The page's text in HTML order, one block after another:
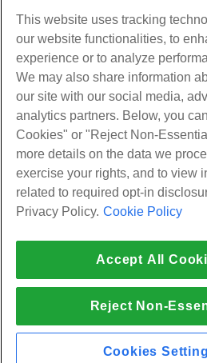
Produtos
Hospedagem na web
Hospedagem Empresarial
Revendedor com etiqueta em branco
Linux gerenciado VPS
Windows não gerenciado VPS
Servidores de nuvem
Balanceadores de carga
Armazenamento em Bloco
Armazenamento de Objetos
Serviços
Migrações de sites
Comunidade
Documentação do Produto
Tutoriais
Companhia
Sobre nós
Contate-Nos
pressione
Programa de Afiliados
Aplicação da lei
Acordo de Afiliado
Apoio, suporte
Conversar ao vivo conosco
Abra um bilhete de suporte
© 2010-2026 Hostwinds,
This website uses tracking
our website functionalities, to
experience or to analyze
We may also share information
our site with our social media,
analytics partners. Below, you
Cookies" or "Reject Non-
more details on the data we
exercise your rights, and to view
related to required opt-in
Privacy Policy. Cookie Policy
Accept All
Reject Non-
Cookies